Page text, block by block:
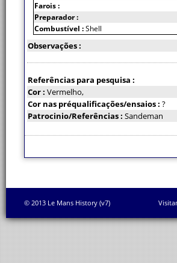
Farois :
Preparador :
Combustível :Shell
Observações :
Referências para pesquisa :
Cor : Vermelho,
Cor nas préqualificações/ensaios : ?
Patrocinio/Referências : Sandeman
© 2013 Le Mans History (v7)